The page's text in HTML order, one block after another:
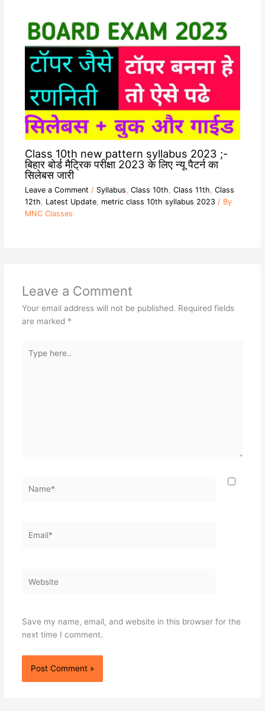
Class 10th new pattern syllabus 2023 ;-
बिहार बोर्ड मैट्रिक परीक्षा 2023 के लिए न्यू पैटर्न का
सिलेबस जारी
Leave a Comment / Syllabus, Class 10th, Class 11th, Class
12th, Latest Update, metric class 10th syllabus 2023/ By
MNC Classes
Leave a Comment
Your email address will not be published. Required fields
are marked *
here..
Save my name, email, and website in this browser for the
next time I comment.